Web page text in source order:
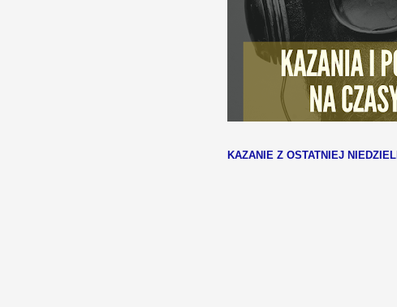
KAZANIE Z OSTATNIEJ NIEDZIELI